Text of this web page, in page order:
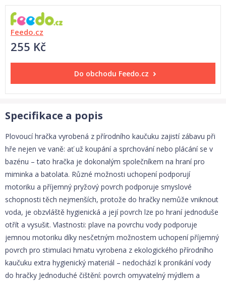
Feedo.cz
255 Kč
Do obchodu Feedo.cz
Specifikace a popis
Plovoucí hračka vyrobená z přírodního kaučuku zajistí zábavu při
hře nejen ve vaně: ať už koupání a sprchování nebo plácání se v
bazénu – tato hračka je dokonalým společníkem na hraní pro
miminka a batolata. Různé možnosti uchopení podporují
motoriku a příjemný pryžový povrch podporuje smyslové
schopnosti těch nejmenších, protože do hračky nemůže vniknout
voda, je obzvláště hygienická a její povrch lze po hraní jednoduše
otřít a vysušit. Vlastnosti: plave na povrchu vody podporuje
jemnou motoriku díky nesčetným možnostem uchopení příjemný
povrch pro stimulaci hmatu vyrobena z ekologického přírodního
kaučuku extra hygienický materiál – nedochází k pronikání vody
do hračky Jednoduché čištění: povrch omyvatelný mýdlem a